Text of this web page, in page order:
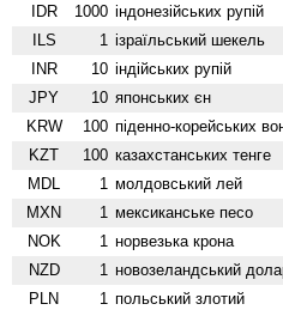
IDR 1000 індонезійських рупій
ILS 1 ізраїльський шекель
INR 10 індійських рупій
JPY 10 японських єн
KRW 100 піденно-корейських
KZT 100 казахстанських тенге
MDL 1 молдовський лей
MXN 1 мексиканське песо
NOK 1 норвезька крона
NZD 1 ново­зеландський
PLN 1 польський злотий